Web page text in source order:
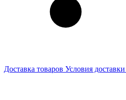
Доставка товаров Условия